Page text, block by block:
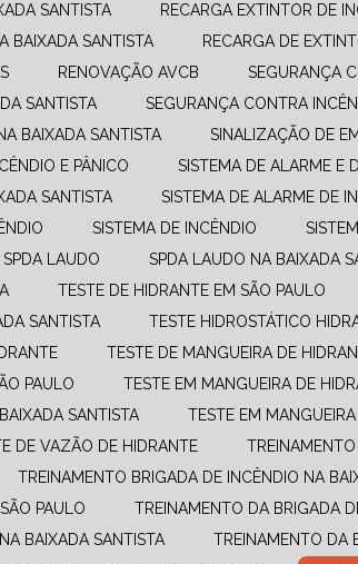
SANTISTA
RECARGA EXTINTOR DE
BAIXADA SANTISTA
RECARGA DE
RENOVAÇÃO AVCB
SEGURANÇA
SANTISTA
SEGURANÇA CONTRA
BAIXADA SANTISTA
SINALIZAÇÃO DE
E PÂNICO
SISTEMA DE ALARME E
SANTISTA
SISTEMA DE ALARME DE
SISTEMA DE INCÊNDIO
SPDA LAUDO SPDA LAUDO NA BAIXADA
TESTE DE HIDRANTE EM SÃO PAULO
SANTISTA
TESTE HIDROSTÁTICO
TESTE DE MANGUEIRA DE
PAULO
TESTE EM MANGUEIRA DE
SANTISTA
TESTE EM
DE VAZÃO DE HIDRANTE
TREINAMENTO BRIGADA DE INCÊNDIO NA
PAULO
TREINAMENTO DA BRIGADA
BAIXADA SANTISTA
TREINAMENTO